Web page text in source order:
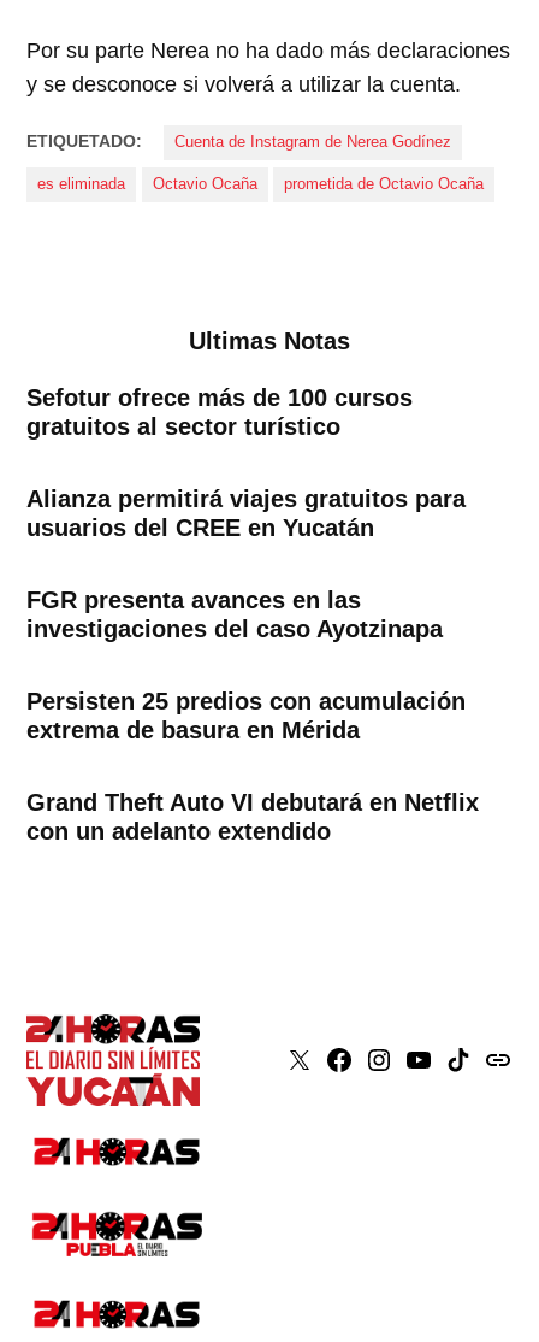
Por su parte Nerea no ha dado más declaraciones
y se desconoce si volverá a utilizar la cuenta.
ETIQUETADO: Cuenta de Instagram de Nerea Godínez
es eliminada Octavio Ocaña prometida de Octavio Ocaña
Ultimas Notas
Sefotur ofrece más de 100 cursos
gratuitos al sector turístico
Alianza permitirá viajes gratuitos para
usuarios del CREE en Yucatán
FGR presenta avances en las
investigaciones del caso Ayotzinapa
Persisten 25 predios con acumulación
extrema de basura en Mérida
Grand Theft Auto VI debutará en Netflix
con un adelanto extendido
X Faceboook
Instagram
YoutubeTiktokissuu